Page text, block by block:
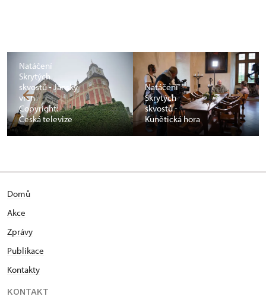
Natáčení
Skrytých
skvostů - Jánský
vrch
Copyright:
Česká televize
Natáčení
Skrytých
skvostů -
Kunětická hora
Domů
Akce
Zprávy
Publikace
Kontakty
KONTAKT